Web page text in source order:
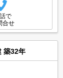
メラ♪
で
合せ
築32年